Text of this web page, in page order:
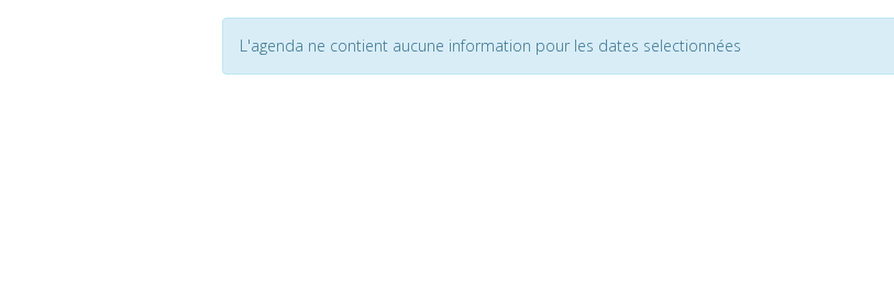
L'agenda ne contient aucune information pour les dates selectionnées